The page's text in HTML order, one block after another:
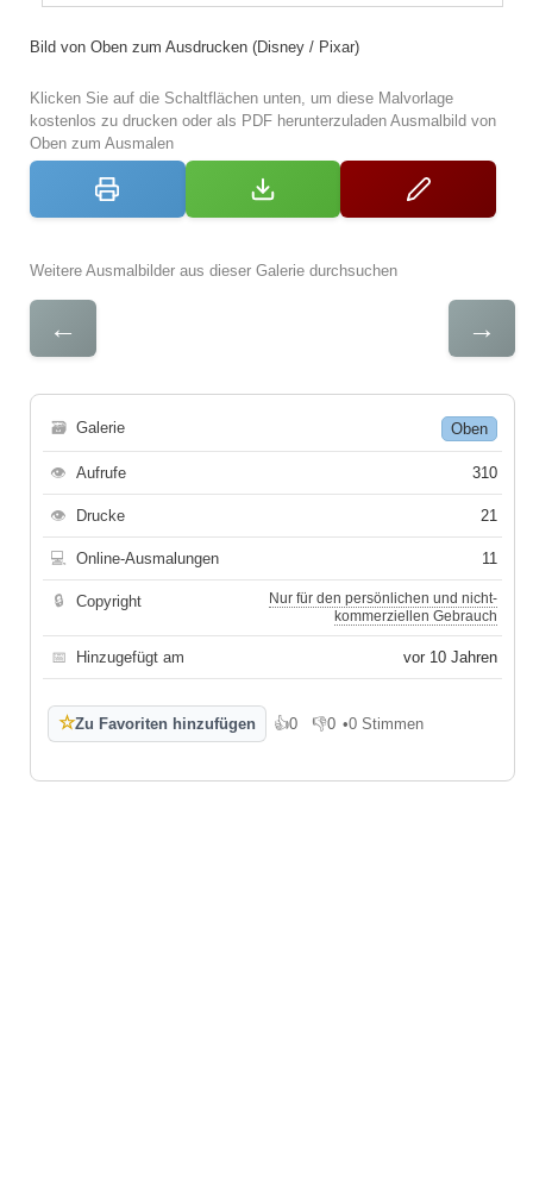
Bild von Oben zum Ausdrucken (Disney / Pixar)
Klicken Sie auf die Schaltflächen unten, um diese Malvorlage
kostenlos zu drucken oder als PDF herunterzuladen Ausmalbild von
Oben zum Ausmalen
Weitere Ausmalbilder aus dieser Galerie durchsuchen
← →
🗃 Galerie Oben
👁 Aufrufe 310
👁 Drucke 21
💻 Online-Ausmalungen 11
🔒 Copyright
Nur für den persönlichen und nicht-
kommerziellen Gebrauch
📅 Hinzugefügt am vor 10 Jahren
☆Zu Favoriten hinzufügen 👍0
Gefällt mir
👎0
Gefällt mir nicht
•0 Stimmen